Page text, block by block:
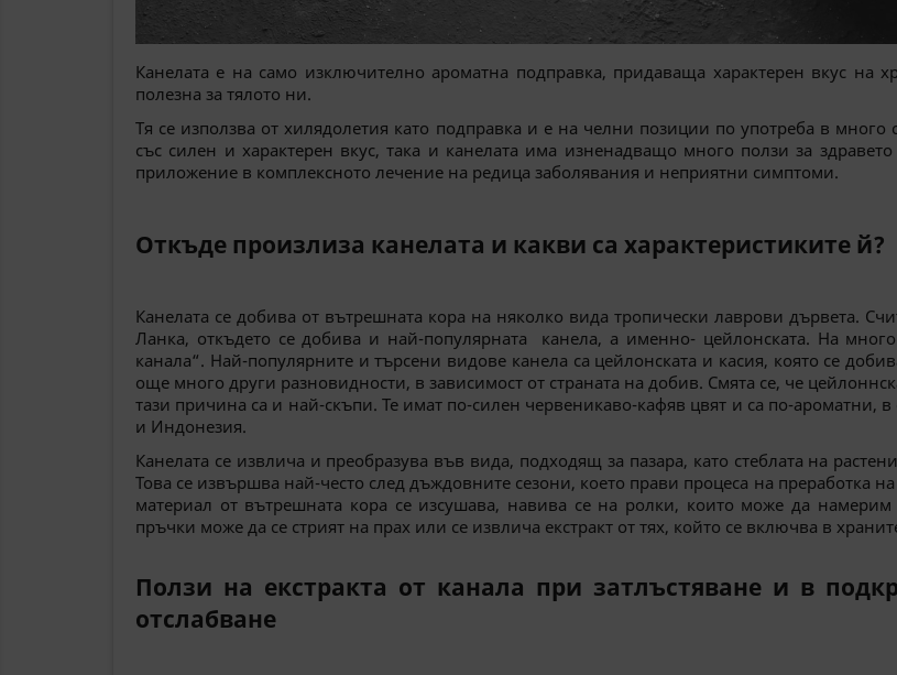
Канелата е на само изключително ароматна подправка, придаваща характерен вкус на
полезна за тялото ни.
Тя се използва от хилядолетия като подправка и е на челни позиции по употреба в
със силен и характерен вкус, така и канелата има изненадващо много ползи за
приложение в комплексното лечение на редица заболявания и неприятни симптоми.
Откъде произлиза канелата и какви са характеристиките й?
Канелата се добива от вътрешната кора на няколко вида тропически лаврови дървета.
Ланка, откъдето се добива и най-популярната канела, а именно- цейлонската. На
канала“. Най-популярните и търсени видове канела са цейлонската и касия, която се
още много други разновидности, в зависимост от страната на добив. Смята се, че
тази причина са и най-скъпи. Те имат по-силен червеникаво-кафяв цвят и са по-ароматни,
и Индонезия.
Канелата се извлича и преобразува във вида, подходящ за пазара, като стеблата на
Това се извършва най-често след дъждовните сезони, което прави процеса на преработка
материал от вътрешната кора се изсушава, навива се на ролки, които може да
пръчки може да се стрият на прах или се извлича екстракт от тях, който се включва в
Ползи на екстракта от канала при затлъстяване и в
отслабване